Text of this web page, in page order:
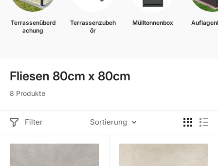
Terrassenüberd
achung
Terrassenzubeh
ör
Mülltonnenbox
Fliesen 80cm x 80cm
8 Produkte
Filter Sortierung